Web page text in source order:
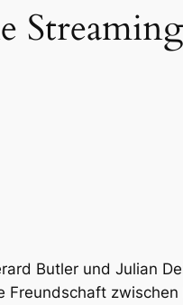
Streaming
Butler und Julian
Freundschaft zwischen